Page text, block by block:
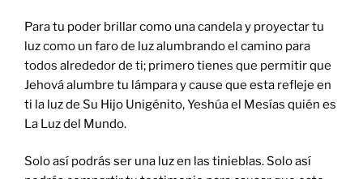
Para tu poder brillar como una candela y proyectar tu
luz como un faro de luz alumbrando el camino para
todos alrededor de ti; primero tienes que permitir que
Jehová alumbre tu lámpara y cause que esta refleje en
ti la luz de Su Hijo Unigénito, Yeshúa el Mesías quién es
La Luz del Mundo.
Solo así podrás ser una luz en las tinieblas. Solo así